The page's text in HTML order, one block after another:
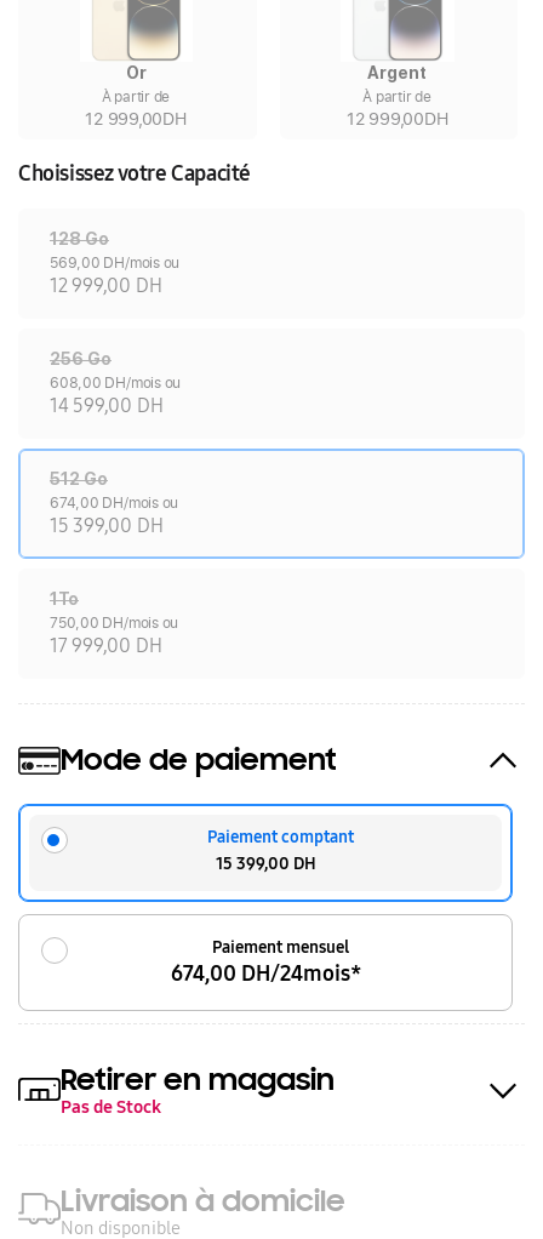
Or
À partir de
12 999,00DH
Argent
À partir de
12 999,00DH
Choisissez votre Capacité
128 Go
569,00 DH/mois ou
12 999,00 DH
256 Go
608,00 DH/mois ou
14 599,00 DH
512 Go
674,00 DH/mois ou
15 399,00 DH
1To
750,00 DH/mois ou
17 999,00 DH
Mode de paiement
Paiement comptant
15 399,00 DH
Paiement mensuel
674,00 DH/24mois*
Retirer en magasin
Pas de Stock
Livraison à domicile
Non disponible